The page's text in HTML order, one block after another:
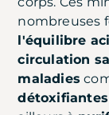
nombreuses
l'équilibre
circulation
maladies
détoxifiantes